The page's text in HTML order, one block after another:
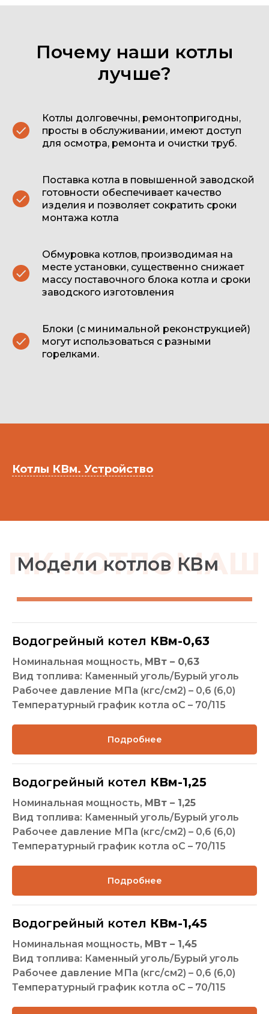
Почему наши котлы
лучше?
Котлы долговечны, ремонтопригодны,
просты в обслуживании, имеют доступ
для осмотра, ремонта и очистки труб.
Поставка котла в повышенной заводской
готовности обеспечивает качество
изделия и позволяет сократить сроки
монтажа котла
Обмуровка котлов, производимая на
месте установки, существенно снижает
массу поставочного блока котла и сроки
заводского изготовления
Блоки (с минимальной реконструкцией)
могут использоваться с разными
горелками.
Котлы КВм. Устройство
ПК КОТЛОМАШ
Водогрейный котел КВм-0,63
Номинальная мощность, МВт – 0,63
Вид топлива: Каменный уголь/Бурый уголь
Рабочее давление МПа (кгс/см2) – 0,6 (6,0)
Температурный график котла оС – 70/115
Подробнее
Водогрейный котел КВм-1,25
Номинальная мощность, МВт – 1,25
Вид топлива: Каменный уголь/Бурый уголь
Рабочее давление МПа (кгс/см2) – 0,6 (6,0)
Температурный график котла оС – 70/115
Подробнее
Водогрейный котел КВм-1,45
Номинальная мощность, МВт – 1,45
Вид топлива: Каменный уголь/Бурый уголь
Рабочее давление МПа (кгс/см2) – 0,6 (6,0)
Температурный график котла оС – 70/115